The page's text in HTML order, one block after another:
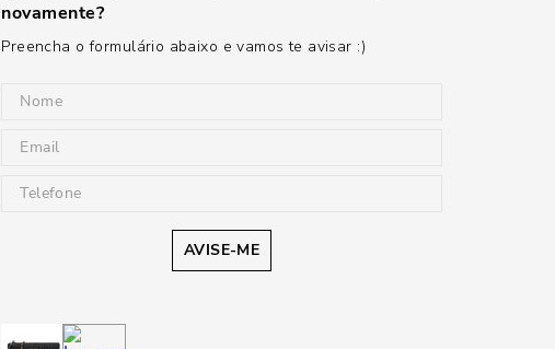
novamente?
Preencha o formulário abaixo e vamos te avisar :)
AVISE-ME